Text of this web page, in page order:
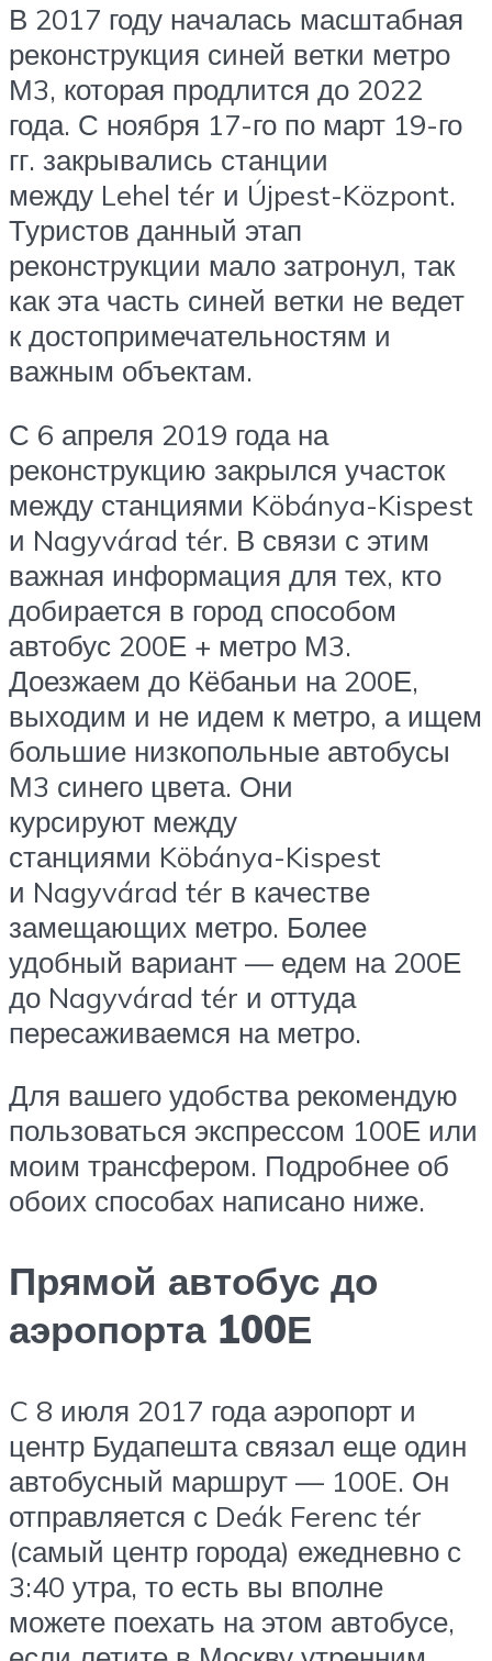
В 2017 году началась масштабная
реконструкция синей ветки метро
М3, которая продлится до 2022
года. С ноября 17-го по март 19-го
гг. закрывались станции
между Lehel tér и Újpest-Központ.
Туристов данный этап
реконструкции мало затронул, так
как эта часть синей ветки не ведет
к достопримечательностям и
важным объектам.
С 6 апреля 2019 года на
реконструкцию закрылся участок
между станциями Köbánya-Kispest
и Nagyvárad tér. В связи с этим
важная информация для тех, кто
добирается в город способом
автобус 200Е + метро М3.
Доезжаем до Кёбаньи на 200Е,
выходим и не идем к метро, а ищем
большие низкопольные автобусы
М3 синего цвета. Они
курсируют между
станциями Köbánya-Kispest
и Nagyvárad tér в качестве
замещающих метро. Более
удобный вариант — едем на 200Е
до Nagyvárad tér и оттуда
пересаживаемся на метро.
Для вашего удобства рекомендую
пользоваться экспрессом 100Е или
моим трансфером. Подробнее об
обоих способах написано ниже.
Прямой автобус до
аэропорта 100Е
C 8 июля 2017 года аэропорт и
центр Будапешта связал еще один
автобусный маршрут — 100E. Он
отправляется с Deák Ferenc tér
(самый центр города) ежедневно с
3:40 утра, то есть вы вполне
можете поехать на этом автобусе,